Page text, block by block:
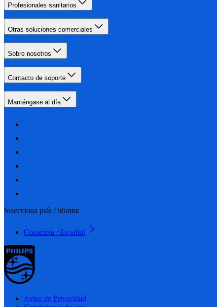
Profesionales sanitarios
Otras soluciones comerciales
Sobre nosotros
Contacto de soporte
Manténgase al día
Selecciona país / idioma
Colombia / Español
Aviso de Privacidad